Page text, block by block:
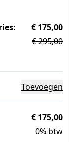
€ 175,00
€ 295,00
Toevoegen
€ 175,00
0% btw